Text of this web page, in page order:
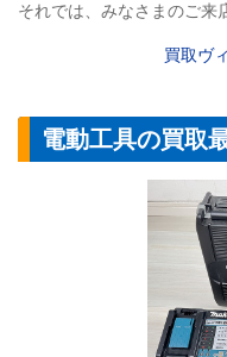
それでは、みなさまのご来
買取ヴ
電動工具の買取